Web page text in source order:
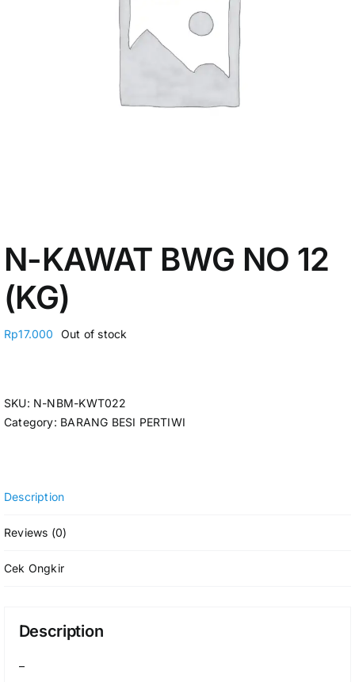
N-KAWAT BWG NO 12
(KG)
Rp17.000 Out of stock
SKU: N-NBM-KWT022
Category: BARANG BESI PERTIWI
Description
Reviews (0)
Cek Ongkir
Description
–